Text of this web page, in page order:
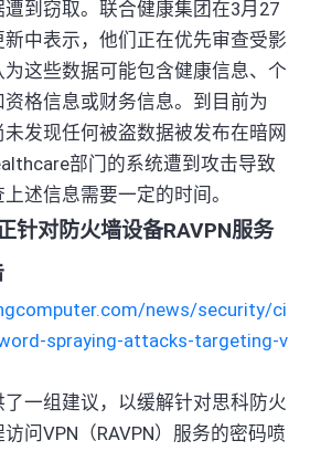
到窃取。联合健康集团在3月27
中表示，他们正在优先审查受影
这些数据可能包含健康信息、个
格信息或财务信息。到目前为
发现任何被盗数据被发布在暗网
部门的系统遭到攻击导致
述信息需要一定的时间。
针对防火墙设备RAVPN服务
news/security/ci
spraying-attacks-targeting-v
一组建议，以缓解针对思科防火
问VPN（RAVPN）服务的密码喷